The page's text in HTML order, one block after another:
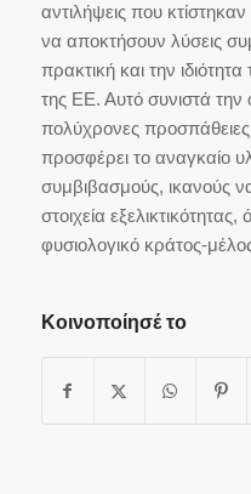
αντιλήψεις που
να αποκτήσουν λύσεις
πρακτική και την
της ΕΕ. Αυτό συνιστά την
πολύχρονες
προσφέρει το αναγκαίο
συμβιβασμούς, ικανούς
στοιχεία
φυσιολογικό κράτος-
Κοινοποίησέ το